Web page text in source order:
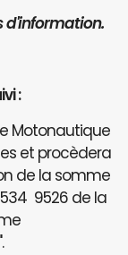
d'information.
:
Motonautique
et procèdera
de la somme
9526 de la